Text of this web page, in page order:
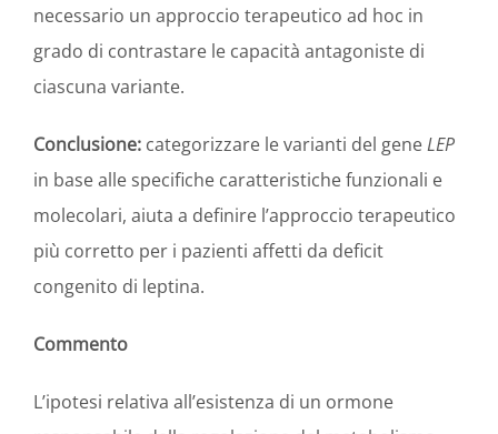
necessario un approccio terapeutico ad hoc in
grado di contrastare le capacità antagoniste di
ciascuna variante.
Conclusione: categorizzare le varianti del geneLEP
in base alle specifiche caratteristiche funzionali e
molecolari, aiuta a definire l’approccio terapeutico
più corretto per i pazienti affetti da deficit
congenito di leptina.
Commento
L’ipotesi relativa all’esistenza di un ormone